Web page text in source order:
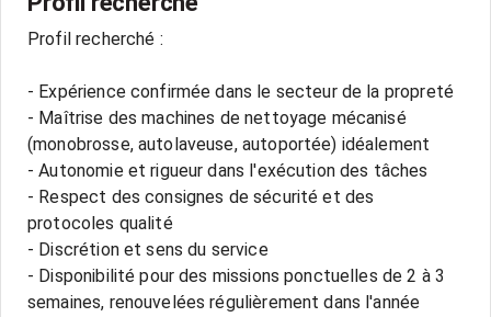
Profil recherché :
- Expérience confirmée dans le secteur de la propreté
- Maîtrise des machines de nettoyage mécanisé
(monobrosse, autolaveuse, autoportée) idéalement
- Autonomie et rigueur dans l'exécution des tâches
- Respect des consignes de sécurité et des
protocoles qualité
- Discrétion et sens du service
- Disponibilité pour des missions ponctuelles de 2 à 3
semaines, renouvelées régulièrement dans l'année